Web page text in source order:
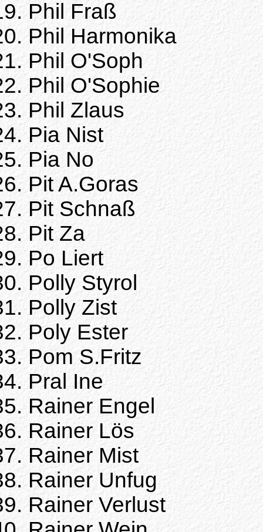
Phil Fraß
Phil Harmonika
Phil O'Soph
Phil O'Sophie
Phil Zlaus
Pia Nist
Pia No
Pit A.Goras
Pit Schnaß
Pit Za
Po Liert
Polly Styrol
Polly Zist
Poly Ester
Pom S.Fritz
Pral Ine
Rainer Engel
Rainer Lös
Rainer Mist
Rainer Unfug
Rainer Verlust